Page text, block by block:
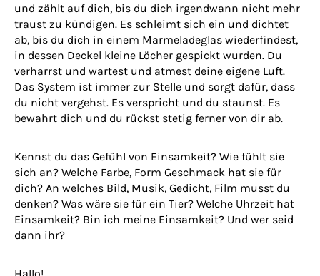
und zählt auf dich, bis du dich irgendwann nicht mehr
traust zu kündigen. Es schleimt sich ein und dichtet
ab, bis du dich in einem Marmeladeglas wiederfindest,
in dessen Deckel kleine Löcher gespickt wurden. Du
verharrst und wartest und atmest deine eigene Luft.
Das System ist immer zur Stelle und sorgt dafür, dass
du nicht vergehst. Es verspricht und du staunst. Es
bewahrt dich und du rückst stetig ferner von dir ab.
Kennst du das Gefühl von Einsamkeit? Wie fühlt sie
sich an? Welche Farbe, Form Geschmack hat sie für
dich? An welches Bild, Musik, Gedicht, Film musst du
denken? Was wäre sie für ein Tier? Welche Uhrzeit hat
Einsamkeit? Bin ich meine Einsamkeit? Und wer seid
dann ihr?